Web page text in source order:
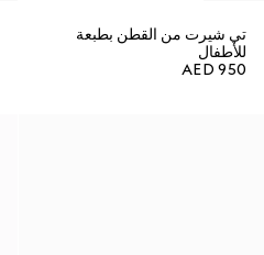
تي شيرت من القطن بطبعة
للأطفال
AED 950